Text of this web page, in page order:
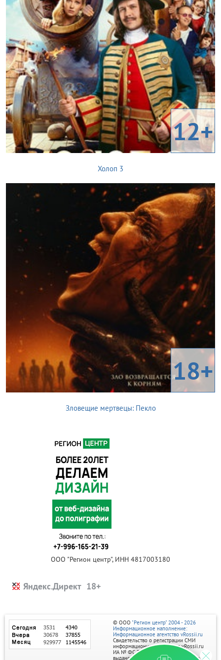
12+
Холоп 3
18+
Зловещие мертвецы: Пекло
ООО "Регион центр", ИНН 4817003180
Яндекс.Директ
© ООО "Регион центр" 2004 - 2026
Информационное наполнение:
Информационное агентство vRossii.ru
Свидетельство о регистрации СМИ
информационного агентства vRossii.ru
ИА № ФС 77‑35502
выдано РОСКОМНАДЗОРом 04 марта